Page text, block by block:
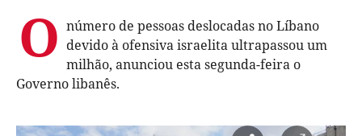
O número de pessoas deslocadas no Líbano
devido à ofensiva israelita ultrapassou um
milhão, anunciou esta segunda-feira o
Governo libanês.